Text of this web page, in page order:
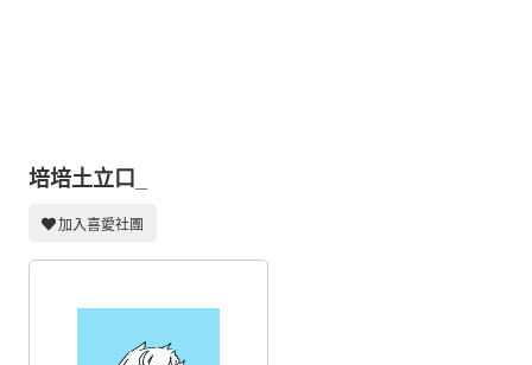
交流中心
攤位轉讓區
會員功能選單
會員中心
註冊會員
培培土立口_
加入喜愛社團